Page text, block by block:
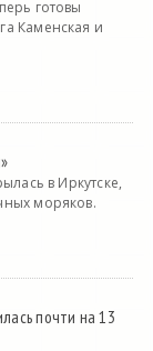
готовы
Каменская и
в Иркутске,
моряков.
почти на 13